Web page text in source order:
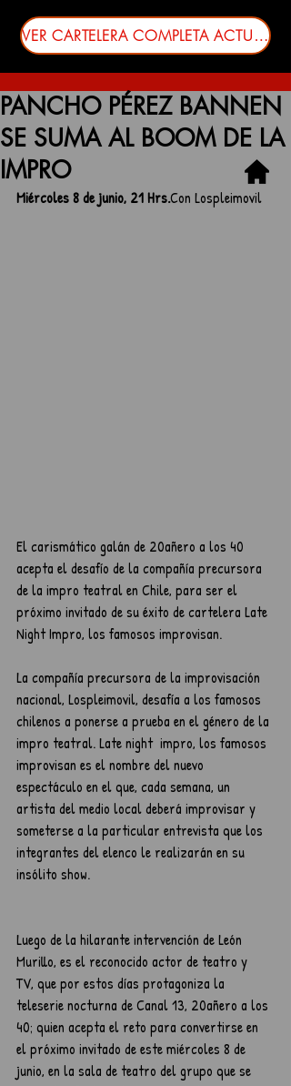
VER CARTELERA COMPLETA ACTUALIZADA
PANCHO PÉREZ BANNEN
SE SUMA AL BOOM DE LA
IMPRO
Miércoles 8 de junio, 21 Hrs.Con Lospleimovil
El carismático galán de 20añero a los 40
acepta el desafío de la compañía precursora
de la impro teatral en Chile, para ser el
próximo invitado de su éxito de cartelera Late
Night Impro, los famosos improvisan.
La compañía precursora de la improvisación
nacional, Lospleimovil, desafía a los famosos
chilenos a ponerse a prueba en el género de la
impro teatral. Late night  impro, los famosos
improvisan es el nombre del nuevo
espectáculo en el que, cada semana, un
artista del medio local deberá improvisar y
someterse a la particular entrevista que los
integrantes del elenco le realizarán en su
insólito show.
Luego de la hilarante intervención de León
Murillo, es el reconocido actor de teatro y
TV, que por estos días protagoniza la
teleserie nocturna de Canal 13, 20añero a los
40; quien acepta el reto para convertirse en
el próximo invitado de este miércoles 8 de
junio, en la sala de teatro del grupo que se